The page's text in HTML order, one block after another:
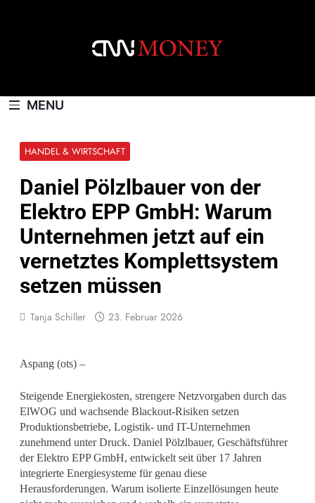
MENU
HANDEL & WIRTSCHAFT
Daniel Pölzlbauer von der
Elektro EPP GmbH: Warum
Unternehmen jetzt auf ein
vernetztes Komplettsystem
setzen müssen
Tanja Schiller 23. Februar 2026
Aspang (ots) –
Steigende Energiekosten, strengere Netzvorgaben durch das
ElWOG und wachsende Blackout-Risiken setzen
Produktionsbetriebe, Logistik- und IT-Unternehmen
zunehmend unter Druck. Daniel Pölzlbauer, Geschäftsführer
der Elektro EPP GmbH, entwickelt seit über 17 Jahren
integrierte Energiesysteme für genau diese
Herausforderungen. Warum isolierte Einzellösungen heute